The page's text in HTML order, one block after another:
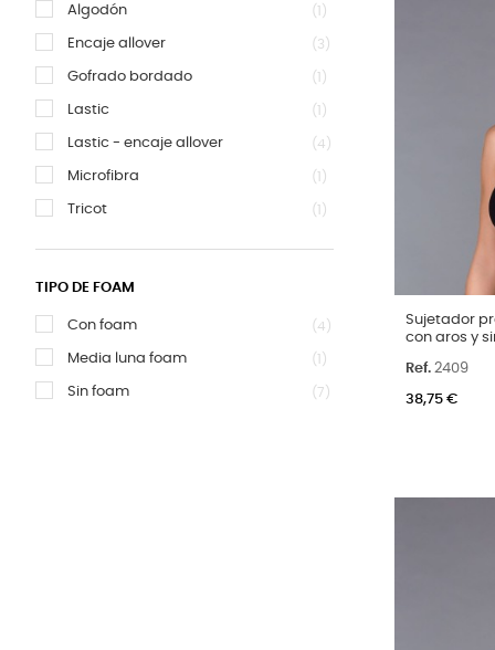
Algodón (1)
Encaje allover (3)
Gofrado bordado (1)
Lastic (1)
Lastic - encaje allover (4)
Microfibra (1)
Tricot (1)
TIPO DE FOAM
Con foam (4)
Media luna foam (1)
Sin foam (7)
Talla
95C
100C
Color
Arena
Sujetador
con aros y
Ref. 2409
38,75 €